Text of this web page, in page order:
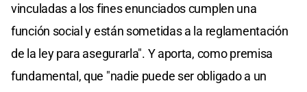
vinculadas a los fines enunciados cumplen una
función social y están sometidas a la reglamentación
de la ley para asegurarla". Y aporta, como premisa
fundamental, que "nadie puede ser obligado a un